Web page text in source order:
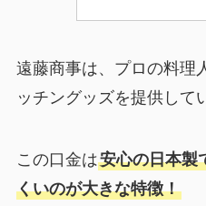
遠藤商事は、プロの料理
ッチングッズを提供して
この口金は安心の日本製
くいのが大きな特徴！